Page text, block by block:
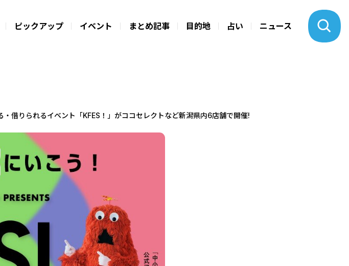
ピックアップ イベント まとめ記事 目的地 占い ニュース
借りられるイベント「KFES！」がココセレクトなど新潟県内6店舗で開催!